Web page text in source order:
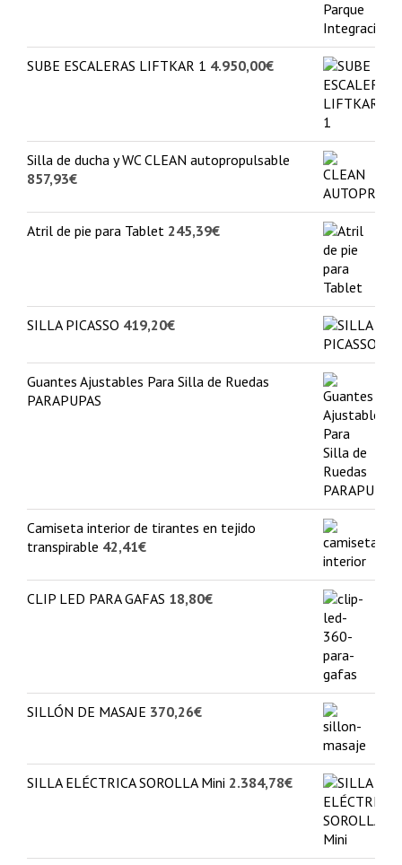
SUBE ESCALERAS LIFTKAR 1 4.950,00€
Silla de ducha y WC CLEAN autopropulsable
857,93€
Atril de pie para Tablet 245,39€
SILLA PICASSO 419,20€
Guantes Ajustables Para Silla de Ruedas
PARAPUPAS
Camiseta interior de tirantes en tejido
transpirable 42,41€
CLIP LED PARA GAFAS 18,80€
SILLÓN DE MASAJE 370,26€
SILLA ELÉCTRICA SOROLLA Mini 2.384,78€